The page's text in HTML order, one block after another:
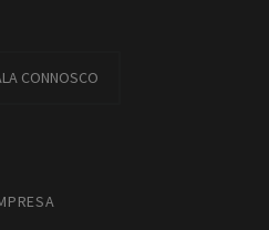
CONNOSCO